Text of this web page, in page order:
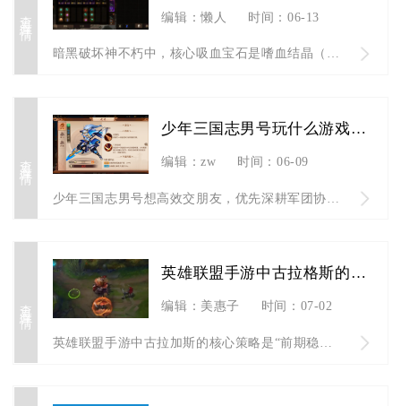
查看详情 编辑：懒人 时间：06-13
暗黑破坏神不朽中，核心吸血宝石是嗜血结晶（五星传奇宝石），此...
查看详情
少年三国志男号玩什么游戏可以交朋友
编辑：zw 时间：06-09
查看详情
英雄联盟手游中古拉格斯的策略是什么
编辑：美惠子 时间：07-02